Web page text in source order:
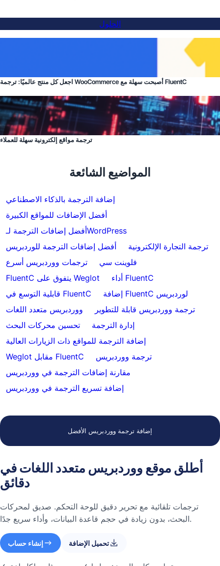
الحلول
اجعل كل منتج عالميًا: ترجمة WooCommerce أصبحت سهلة مع FluentC
ترجمة مواقع إلكترونية سهلة للعملاء
المواضيع الشائعة
إضافة الترجمة بالذكاء الاصطناعي
أفضل الإضافات للمواقع الكبيرة
أفضل إضافات الترجمة لـWordPress
أفضل إضافات الترجمة للوردبريس
ترجمة التجارة الإلكترونية
ترجمات ووردبريس أسرع
فلوينت سي
FluentC يتفوق على Weglot
أداء FluentC
قابلية التوسع في FluentC
إضافة FluentC لوردبريس
ووردبريس متعدد اللغات
ترجمة ووردبريس قابلة للتطوير
تحسين محركات البحث
إدارة الترجمة
إضافة الترجمة للمواقع ذات الزيارات العالية
Weglot مقابل FluentC
ترجمة ووردبريس
مقارنة إضافات الترجمة في ووردبريس
إضافة تسريع الترجمة في ووردبريس
إضافة ترجمة ووردبريس الأفضل
أطلق موقع ووردبريس متعدد اللغات في
دقائق
ترجمات تلقائية مع تحرير دقيق للوحة التحكم. صديق لمحركات
البحث، بدون زيادة في حجم قاعدة البيانات، وأداء سريع جدًا.
إنشاء حساب تحميل الإضافة